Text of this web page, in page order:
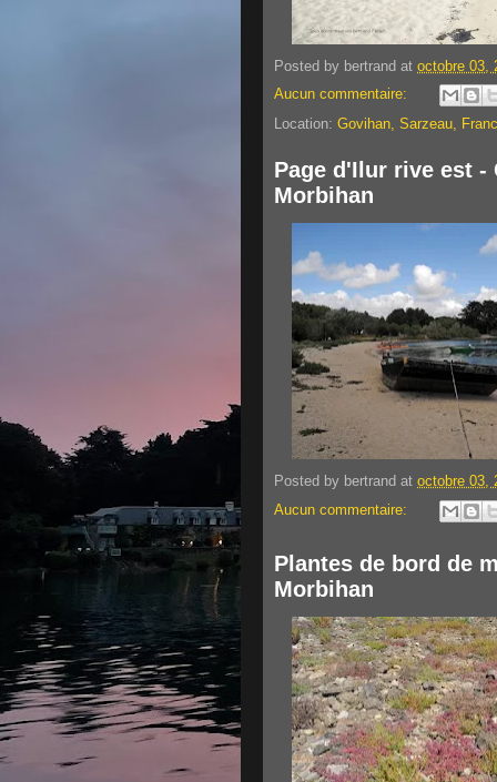
Posted by bertrand at octobre 03,
Aucun commentaire:
Location: Govihan, Sarzeau,
Page d'Ilur rive est -
Morbihan
Posted by bertrand at octobre 03,
Aucun commentaire:
Plantes de bord de
Morbihan